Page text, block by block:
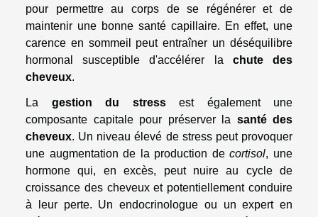
pour permettre au corps de se régénérer et de
maintenir une bonne santé capillaire. En effet, une
carence en sommeil peut entraîner un déséquilibre
hormonal susceptible d'accélérer la chute des
cheveux.
La gestion du stressest également une
composante capitale pour préserver la santé des
cheveux. Un niveau élevé de stress peut provoquer
une augmentation de la production decortisol, une
hormone qui, en excès, peut nuire au cycle de
croissance des cheveux et potentiellement conduire
à leur perte. Un endocrinologue ou un expert en